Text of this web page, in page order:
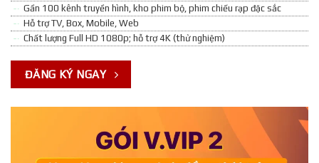
Gần 100 kênh truyền hình, kho phim bộ, phim chiếu rạp đặc sắc
Hỗ trợ TV, Box, Mobile, Web
Chất lượng Full HD 1080p; hỗ trợ 4K (thử nghiệm)
ĐĂNG KÝ NGAY